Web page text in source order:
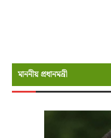
মাননীয় প্রধানমন্রী